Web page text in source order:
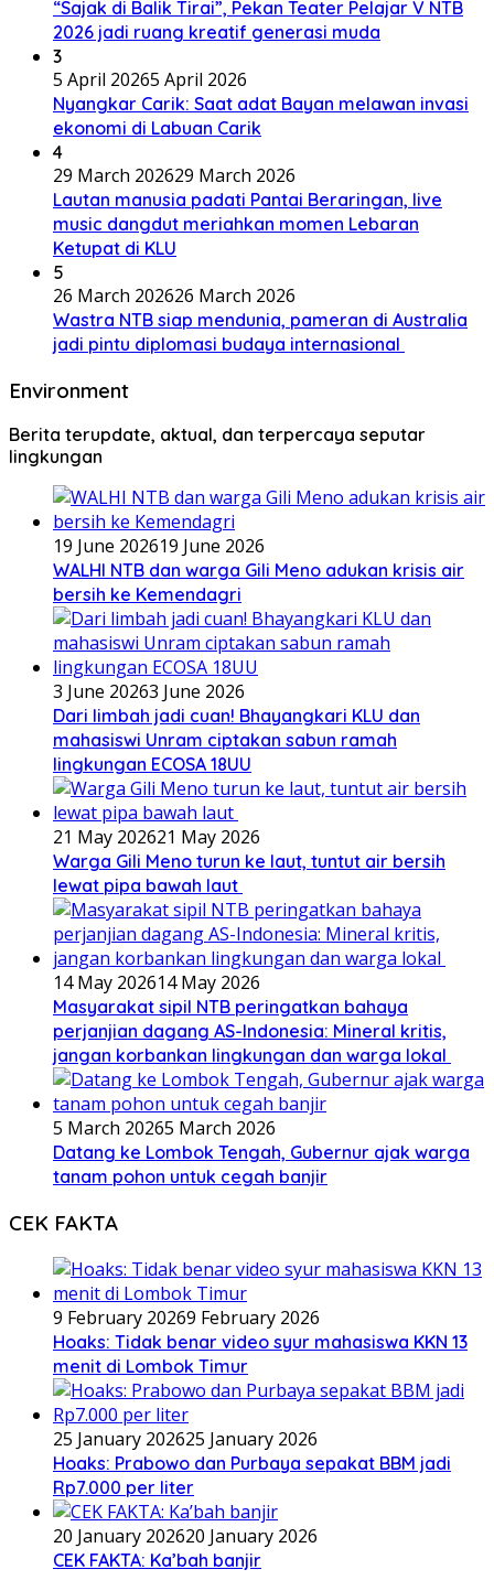
“Sajak di Balik Tirai”, Pekan Teater Pelajar V NTB
2026 jadi ruang kreatif generasi muda
3
5 April 20265 April 2026
Nyangkar Carik: Saat adat Bayan melawan invasi
ekonomi di Labuan Carik
4
29 March 202629 March 2026
Lautan manusia padati Pantai Beraringan, live
music dangdut meriahkan momen Lebaran
Ketupat di KLU
5
26 March 202626 March 2026
Wastra NTB siap mendunia, pameran di Australia
jadi pintu diplomasi budaya internasional
Environment
Berita terupdate, aktual, dan terpercaya seputar
lingkungan
19 June 202619 June 2026
WALHI NTB dan warga Gili Meno adukan krisis air
bersih ke Kemendagri
3 June 20263 June 2026
Dari limbah jadi cuan! Bhayangkari KLU dan
mahasiswi Unram ciptakan sabun ramah
lingkungan ECOSA 18UU
21 May 202621 May 2026
Warga Gili Meno turun ke laut, tuntut air bersih
lewat pipa bawah laut
14 May 202614 May 2026
Masyarakat sipil NTB peringatkan bahaya
perjanjian dagang AS-Indonesia: Mineral kritis,
jangan korbankan lingkungan dan warga lokal
5 March 20265 March 2026
Datang ke Lombok Tengah, Gubernur ajak warga
tanam pohon untuk cegah banjir
CEK FAKTA
9 February 20269 February 2026
Hoaks: Tidak benar video syur mahasiswa KKN 13
menit di Lombok Timur
25 January 202625 January 2026
Hoaks: Prabowo dan Purbaya sepakat BBM jadi
Rp7.000 per liter
20 January 202620 January 2026
CEK FAKTA: Ka’bah banjir